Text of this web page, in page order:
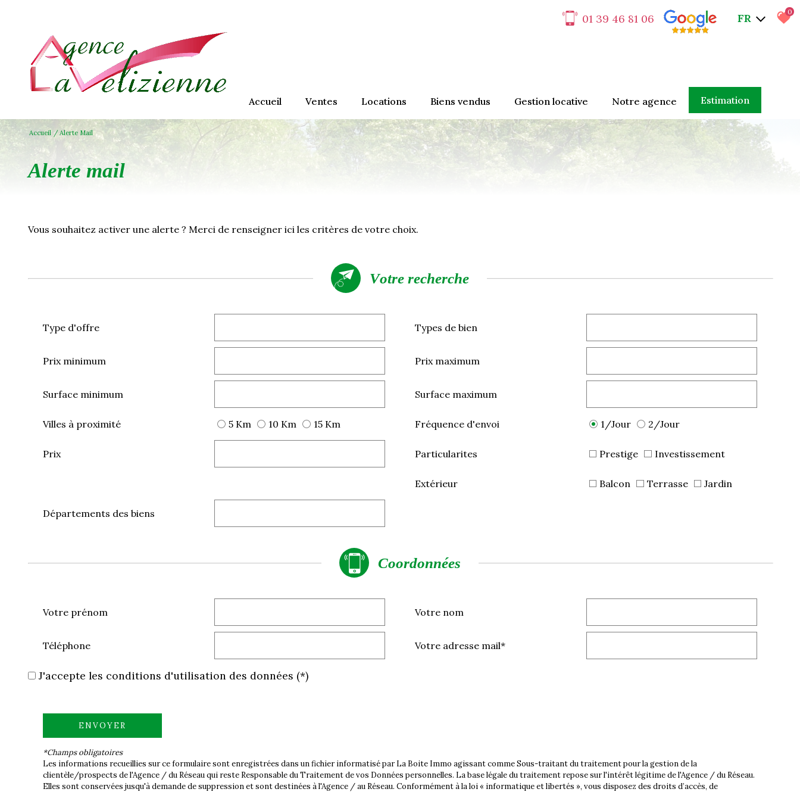
01 39 46 81 06 FR 0
accueil ventes
Appartements
Maisons
locations
Appartements
biens vendus
Appartements
Maisons
gestion locative notre agence estimation
Accueil Alerte Mail
alerte mail
Vous souhaitez activer une alerte ? Merci de renseigner ici les critères de votre choix.
votre recherche
Type d'offre Types de bien
Prix minimum Prix maximum
Surface minimum Surface maximum
Villes à proximité 5 Km 10 Km 15 Km Fréquence d'envoi 1/Jour 2/Jour
Prix Particularites Prestige Investissement
Extérieur Balcon Terrasse Jardin
Départements des biens
coordonnées
Votre prénom Votre nom
Téléphone Votre adresse mail*
J'accepte les conditions d'utilisation des données (*)
ENVOYER
*Champs obligatoires
Les informations recueillies sur ce formulaire sont enregistrées dans un fichier informatisé par La Boite Immo agissant comme Sous-traitant du traitement pour la gestion de la
clientèle/prospects de l'Agence / du Réseau qui reste Responsable du Traitement de vos Données personnelles. La base légale du traitement repose sur l'intérêt légitime de l'Agence / du Réseau.
Elles sont conservées jusqu'à demande de suppression et sont destinées à l'Agence / au Réseau. Conformément à la loi « informatique et libertés », vous disposez des droits d’accès, de